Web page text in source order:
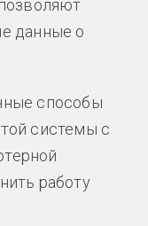
данные о
способы
системы с
работу